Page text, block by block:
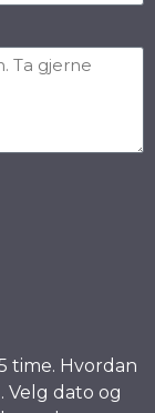
time. Hvordan
dato og